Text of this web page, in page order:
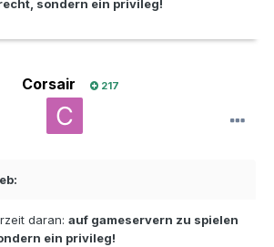
sondern ein privileg!
Corsair 217
daran: auf gameservern zu spielen
ein privileg!